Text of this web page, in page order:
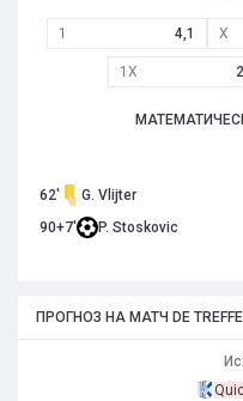
1 4,1 X
1X
62'
G. Vlijter
90+7'
P. Stoskovic
ПРОГНОЗ НА МАТЧ DE